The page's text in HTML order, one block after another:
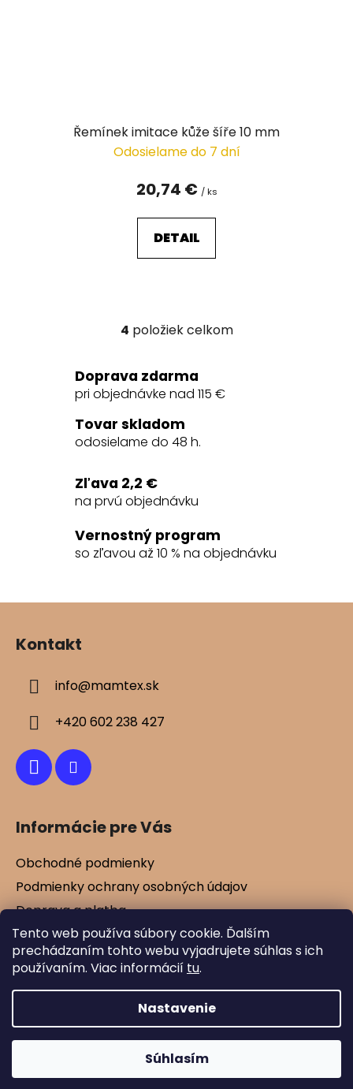
Tento web používa súbory cookie. Ďalším
prechádzaním tohto webu vyjadrujete súhlas s ich
používaním. Viac informácií tu.
Nastavenie
Súhlasím
Řemínek imitace kůže šíře 10 mm
Odosielame do 7 dní
20,74 € / ks
DETAIL
O
l
á
a
c
p
r
v
k
y
ý
4 položiek celkom
Doprava zdarma
pri objednávke nad 115 €
Tovar skladom
odosielame do 48 h.
Zľava 2,2 €
na prvú objednávku
Vernostný program
so zľavou až 10 % na objednávku
Z
Kontakt
info@mamtex.sk
+420 602 238 427
Informácie pre Vás
Obchodné podmienky
Podmienky ochrany osobných údajov
Doprava a platba
Kontakty
Vernostné zľavy
Vytvoril Shoptet
Mamtex.sk
vyhradené.